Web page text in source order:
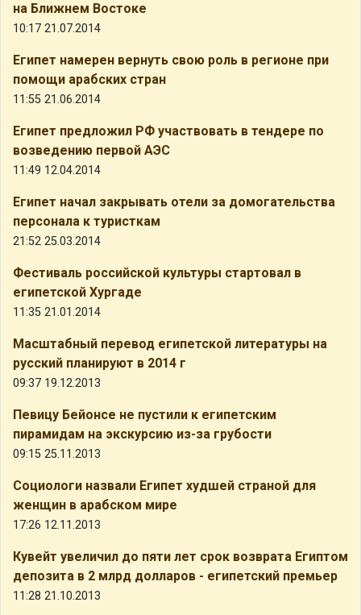
на Ближнем Востоке
10:17 21.07.2014
Египет намерен вернуть свою роль в регионе при
помощи арабских стран
11:55 21.06.2014
Египет предложил РФ участвовать в тендере по
возведению первой АЭС
11:49 12.04.2014
Египет начал закрывать отели за домогательства
персонала к туристкам
21:52 25.03.2014
Фестиваль российской культуры стартовал в
египетской Хургаде
11:35 21.01.2014
Масштабный перевод египетской литературы на
русский планируют в 2014 г
09:37 19.12.2013
Певицу Бейонсе не пустили к египетским
пирамидам на экскурсию из-за грубости
09:15 25.11.2013
Социологи назвали Египет худшей страной для
женщин в арабском мире
17:26 12.11.2013
Кувейт увеличил до пяти лет срок возврата Египтом
депозита в 2 млрд долларов - египетский премьер
11:28 21.10.2013